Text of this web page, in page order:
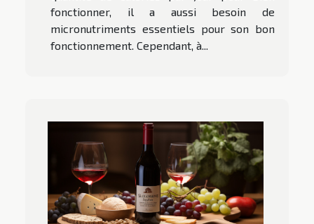
fonctionner, il a aussi besoin de
micronutriments essentiels pour son bon
fonctionnement. Cependant, à...